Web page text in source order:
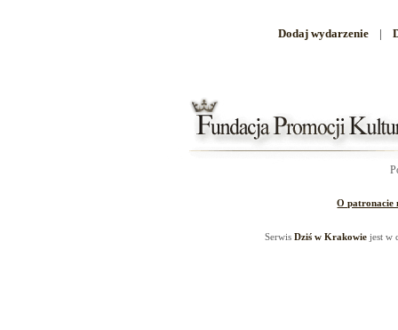
Dodaj wydarzenie |
O patronacie
SerwisDziś w Krakowie jest w